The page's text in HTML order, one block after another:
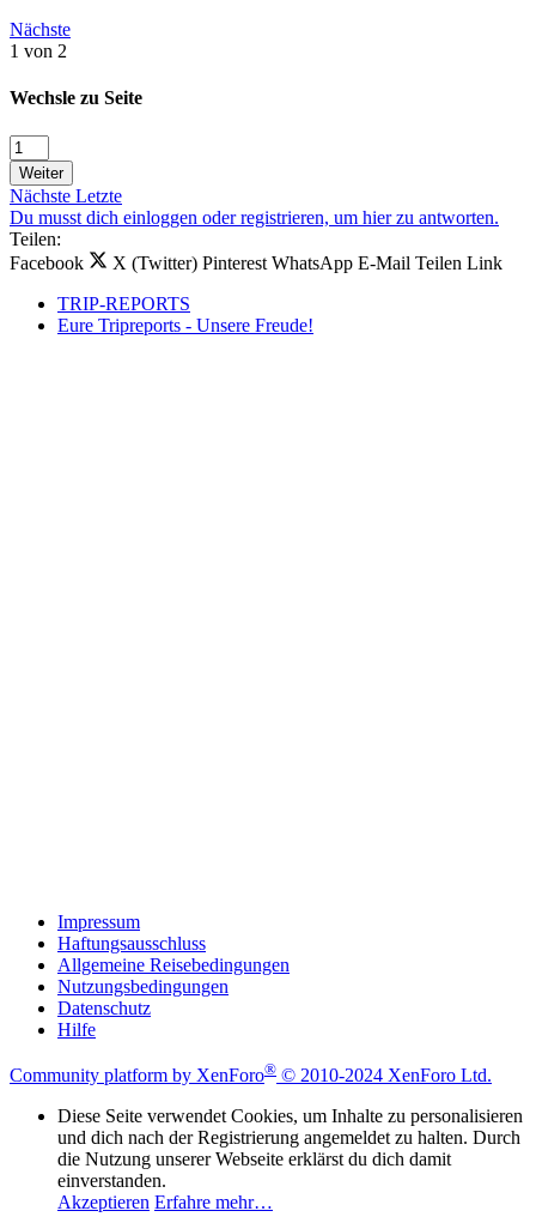
Nächste
1 von 2
Wechsle zu Seite
Weiter
Nächste Letzte
Du musst dich einloggen oder registrieren, um hier zu antworten.
Teilen:
Facebook
X (Twitter) Pinterest WhatsApp E-Mail Teilen Link
TRIP-REPORTS
Eure Tripreports - Unsere Freude!
Impressum
Haftungsausschluss
Allgemeine Reisebedingungen
Nutzungsbedingungen
Datenschutz
Hilfe
Community platform by XenForo® © 2010-2024 XenForo Ltd.
Diese Seite verwendet Cookies, um Inhalte zu personalisieren
und dich nach der Registrierung angemeldet zu halten. Durch
die Nutzung unserer Webseite erklärst du dich damit
einverstanden.
Akzeptieren Erfahre mehr…